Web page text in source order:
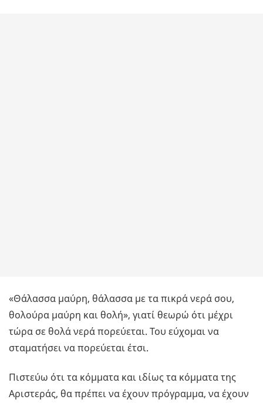
«Θάλασσα μαύρη, θάλασσα με τα πικρά νερά σου,
θολούρα μαύρη και θολή», γιατί θεωρώ ότι μέχρι
τώρα σε θολά νερά πορεύεται. Του εύχομαι να
σταματήσει να πορεύεται έτσι.
Πιστεύω ότι τα κόμματα και ιδίως τα κόμματα της
Αριστεράς, θα πρέπει να έχουν πρόγραμμα, να έχουν